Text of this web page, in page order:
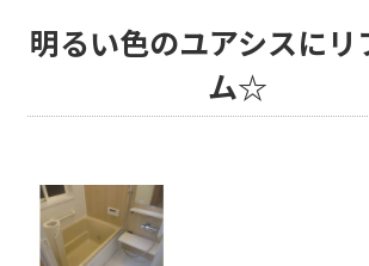
明るい色のユアシスにリ
ム☆